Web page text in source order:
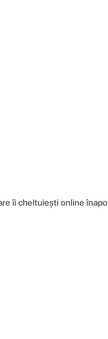
îi cheltuiești online